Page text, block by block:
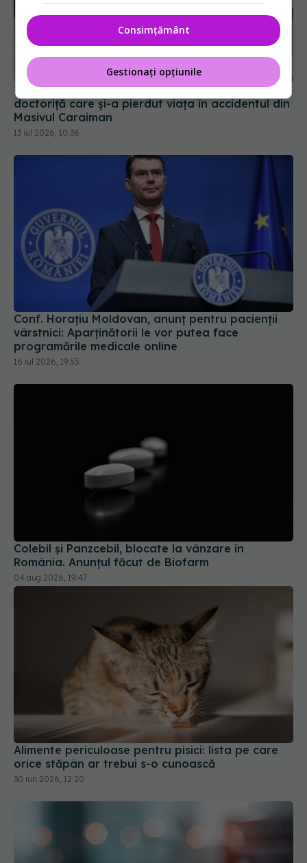
Tragedie în lumea medicală. Cine este tânăra
doctoriță care și-a pierdut viața în accidentul din
Masivul Caraiman
13 iul 2026, 10:38
Conf. Horațiu Moldovan, anunț pentru pacienții
vârstnici: Aparținătorii le vor putea face
programările medicale online
Colebil și Panzcebil, blocate la vânzare în
Alimente periculoase pentru pisici: lista pe care
orice stăpân ar trebui s-o cunoască
30 iun 2026, 12:20
Consimțământ
Gestionați opțiunile